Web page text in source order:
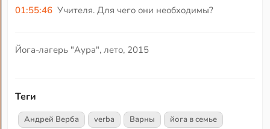
01:55:46 Учителя. Для чего они необходимы?
Йога-лагерь "Аура", лето, 2015
Теги
Андрей Верба verba Варны
йога в семье